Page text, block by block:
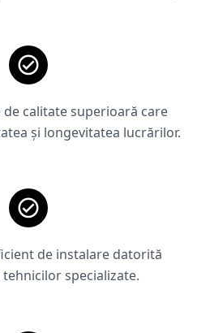
calitate superioară care
și longevitatea lucrărilor.
de instalare datorită
specializate.